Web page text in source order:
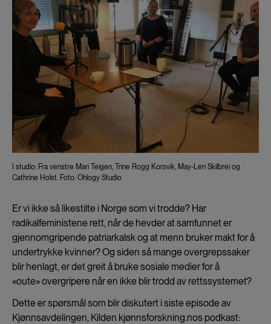
I studio: Fra venstre Mari Teigen, Trine Rogg Korsvik, May-Len Skilbrei og
Cathrine Holst. Foto: Ohlogy Studio
Er vi ikke så likestilte i Norge som vi trodde? Har
radikalfeministene rett, når de hevder at samfunnet er
gjennomgripende patriarkalsk og at menn bruker makt for å
undertrykke kvinner? Og siden så mange overgrepssaker
blir henlagt, er det greit å bruke sosiale medier for å
«oute» overgripere når en ikke blir trodd av rettssystemet?
Dette er spørsmål som blir diskutert i siste episode av
Kjønnsavdelingen, Kilden kjønnsforskning.nos podkast: